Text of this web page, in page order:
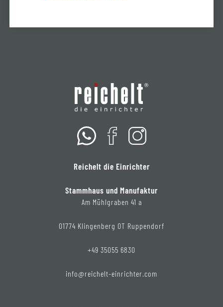
Reichelt die Einrichter
Stammhaus und Manufaktur
Am Mühlgraben 41 a
01774 Klingenberg OT Ruppendorf
+49 35055 6830
info@reichelt-einrichter.com